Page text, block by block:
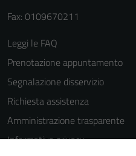
Fax: 0109670211
Leggi le FAQ
Prenotazione appuntamento
Segnalazione disservizio
Richiesta assistenza
Amministrazione trasparente
Informativa privacy